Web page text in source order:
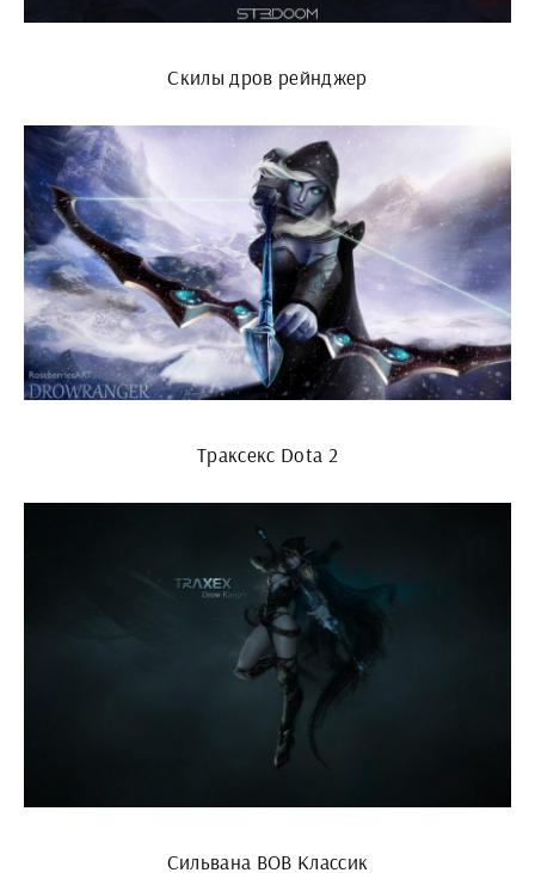
Скилы дров рейнджер
Траксекс Dota 2
Сильвана ВОВ Классик